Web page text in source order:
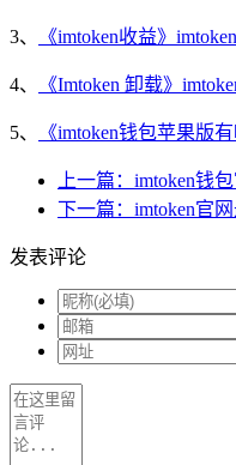
3、 《imtoken收益》
4、 《Imtoken 卸载》
5、 《imtoken钱包苹果版
上一篇：imtoken钱
下一篇：imtoken官
发表评论